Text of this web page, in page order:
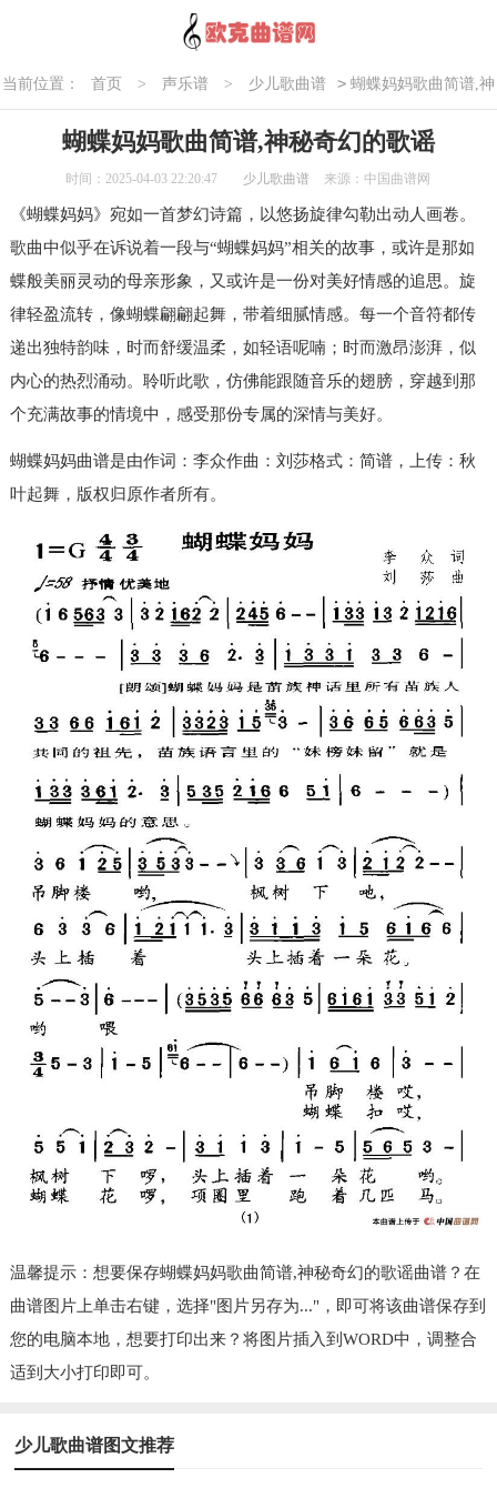
当前位置： 首页 > 声乐谱 > 少儿歌曲谱 > 蝴蝶妈妈歌曲简谱,神
蝴蝶妈妈歌曲简谱,神秘奇幻的歌谣
时间：2025-04-03 22:20:47 少儿歌曲谱 来源：中国曲谱网
《蝴蝶妈妈》宛如一首梦幻诗篇，以悠扬旋律勾勒出动人画卷。
歌曲中似乎在诉说着一段与“蝴蝶妈妈”相关的故事，或许是那如
蝶般美丽灵动的母亲形象，又或许是一份对美好情感的追思。旋
律轻盈流转，像蝴蝶翩翩起舞，带着细腻情感。每一个音符都传
递出独特韵味，时而舒缓温柔，如轻语呢喃；时而激昂澎湃，似
内心的热烈涌动。聆听此歌，仿佛能跟随音乐的翅膀，穿越到那
个充满故事的情境中，感受那份专属的深情与美好。
蝴蝶妈妈曲谱是由作词：李众作曲：刘莎格式：简谱，上传：秋
叶起舞，版权归原作者所有。
温馨提示：想要保存蝴蝶妈妈歌曲简谱,神秘奇幻的歌谣曲谱？在
曲谱图片上单击右键，选择"图片另存为..."，即可将该曲谱保存到
您的电脑本地，想要打印出来？将图片插入到WORD中，调整合
适到大小打印即可。
少儿歌曲谱图文推荐